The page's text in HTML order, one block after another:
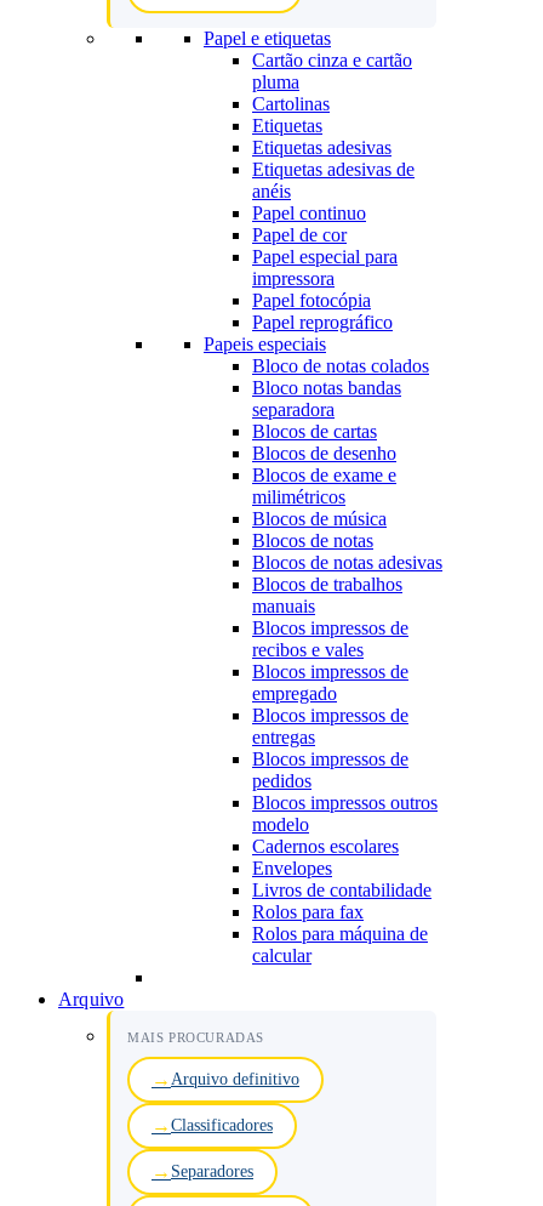
Papel e etiquetas
Cartão cinza e cartão
pluma
Cartolinas
Etiquetas
Etiquetas adesivas
Etiquetas adesivas de
anéis
Papel continuo
Papel de cor
Papel especial para
impressora
Papel fotocópia
Papel reprográfico
Papeis especiais
Bloco de notas colados
Bloco notas bandas
separadora
Blocos de cartas
Blocos de desenho
Blocos de exame e
milimétricos
Blocos de música
Blocos de notas
Blocos de notas adesivas
Blocos de trabalhos
manuais
Blocos impressos de
recibos e vales
Blocos impressos de
empregado
Blocos impressos de
entregas
Blocos impressos de
pedidos
Blocos impressos outros
modelo
Cadernos escolares
Envelopes
Livros de contabilidade
Rolos para fax
Rolos para máquina de
calcular
Arquivo
MAIS PROCURADAS
Arquivo definitivo
Classificadores
Separadores